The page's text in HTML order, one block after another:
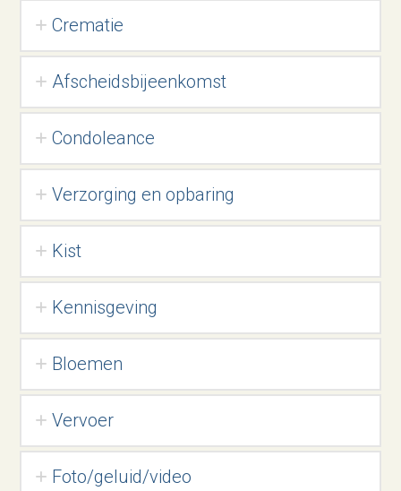
Crematie
Afscheidsbijeenkomst
Condoleance
Verzorging en opbaring
Kist
Kennisgeving
Bloemen
Vervoer
Foto/geluid/video